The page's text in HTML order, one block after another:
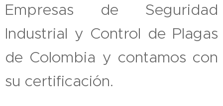
Empresas de Seguridad
Industrial y Control de Plagas
de Colombia y contamos con
su certificación.